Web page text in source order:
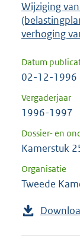
Wijziging
verhoging
Datum
02-12-1996
Vergaderjaar
1996-1997
Dossier- en
Kamerstuk
Organisatie
Tweede